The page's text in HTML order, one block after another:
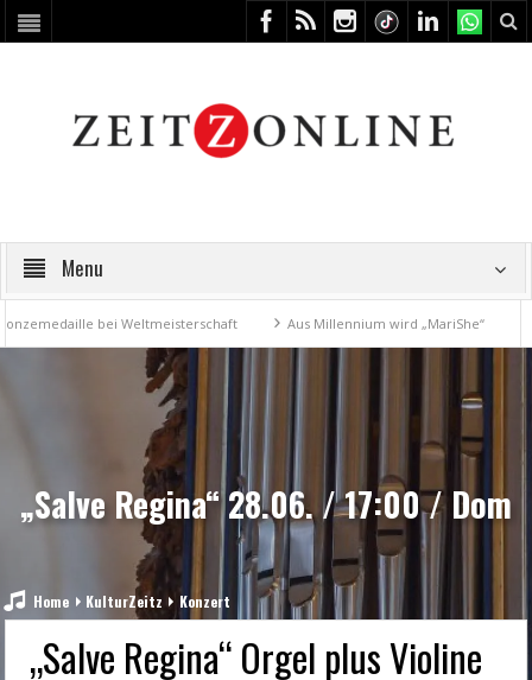
Menu
bei Weltmeisterschaft Aus Millennium wird „MariShe“
„Salve Regina“ 28.06. / 17:00 / Dom
Home KulturZeitz Konzert
„Salve Regina“ Orgel plus Violine